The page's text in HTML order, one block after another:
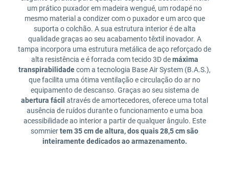
um prático puxador em madeira wengué, um rodapé no
mesmo material a condizer com o puxador e um arco que
suporta o colchão. A sua estrutura interior é de alta
qualidade graças ao seu acabamento têxtil inovador. A
tampa incorpora uma estrutura metálica de aço reforçado de
alta resistência e é forrada com tecido 3D demáxima
transpirabilidadecom a tecnologia Base Air System (B.A.S.),
que facilita uma ótima ventilação e circulação do ar no
equipamento de descanso. Graças ao seu sistema de
abertura fácil através de amortecedores, oferece uma total
ausência de ruídos durante o funcionamento e uma boa
acessibilidade ao interior a partir de qualquer ângulo. Este
sommiertem 35 cm de altura, dos quais 28,5 cm são
inteiramente dedicados ao armazenamento.